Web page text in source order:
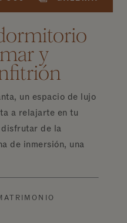
y
un espacio de lujo
a relajarte en tu
de la
de inmersión, una